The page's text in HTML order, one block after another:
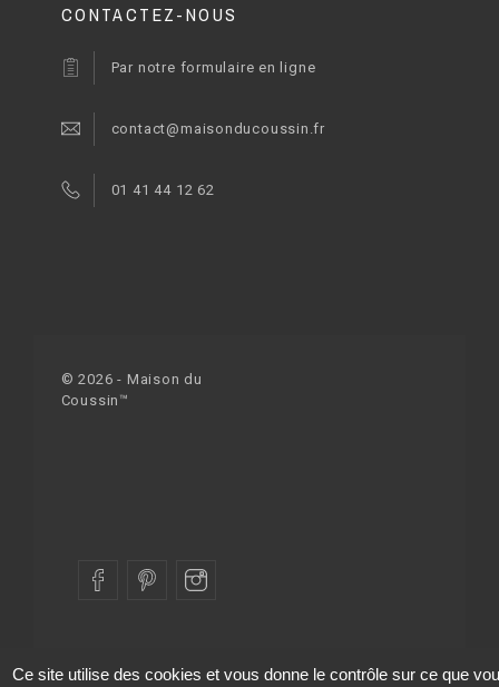
CONTACTEZ-NOUS
Par notre formulaire en ligne
contact@maisonducoussin.fr
01 41 44 12 62
© 2026 - Maison du
Coussin™
Ce site utilise des cookies et vous donne le contrôle sur ce que